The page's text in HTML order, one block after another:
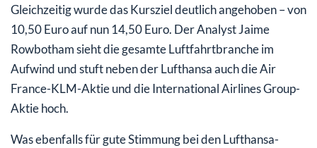
Gleichzeitig wurde das Kursziel deutlich angehoben – von
10,50 Euro auf nun 14,50 Euro. Der Analyst Jaime
Rowbotham sieht die gesamte Luftfahrtbranche im
Aufwind und stuft neben der Lufthansa auch die Air
France-KLM-Aktie und die International Airlines Group-
Aktie hoch.
Was ebenfalls für gute Stimmung bei den Lufthansa-